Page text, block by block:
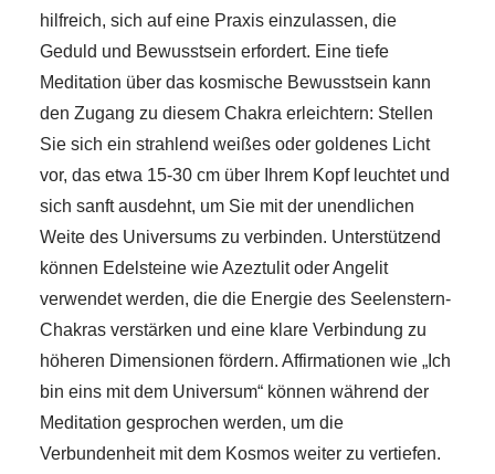
hilfreich, sich auf eine Praxis einzulassen, die
Geduld und Bewusstsein erfordert. Eine tiefe
Meditation über das kosmische Bewusstsein kann
den Zugang zu diesem Chakra erleichtern: Stellen
Sie sich ein strahlend weißes oder goldenes Licht
vor, das etwa 15-30 cm über Ihrem Kopf leuchtet und
sich sanft ausdehnt, um Sie mit der unendlichen
Weite des Universums zu verbinden. Unterstützend
können Edelsteine wie Azeztulit oder Angelit
verwendet werden, die die Energie des Seelenstern-
Chakras verstärken und eine klare Verbindung zu
höheren Dimensionen fördern. Affirmationen wie „Ich
bin eins mit dem Universum“ können während der
Meditation gesprochen werden, um die
Verbundenheit mit dem Kosmos weiter zu vertiefen.